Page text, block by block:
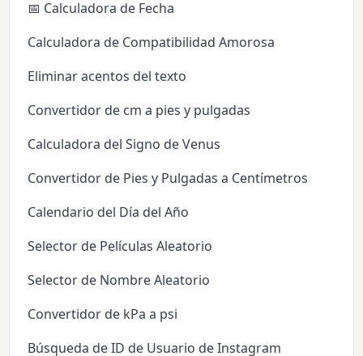
📅 Calculadora de Fecha
Calculadora de Compatibilidad Amorosa
Eliminar acentos del texto
Convertidor de cm a pies y pulgadas
Calculadora del Signo de Venus
Convertidor de Pies y Pulgadas a Centímetros
Calendario del Día del Año
Selector de Películas Aleatorio
Selector de Nombre Aleatorio
Convertidor de kPa a psi
Búsqueda de ID de Usuario de Instagram